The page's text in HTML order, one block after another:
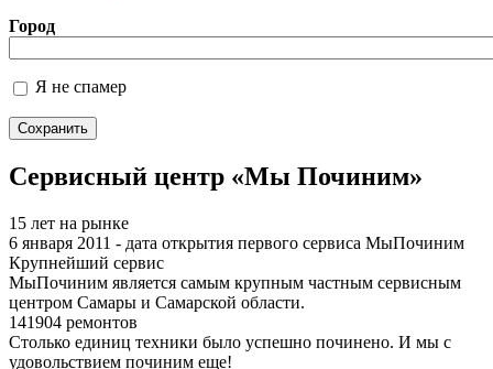
Город
Я не спамер
Я спамер
Сервисный центр «Мы Починим»
15 лет на рынке
6 января 2011 - дата открытия первого сервиса МыПочиним
Крупнейший сервис
МыПочиним является самым крупным частным сервисным
центром Самары и Самарской области.
141904 ремонтов
Столько единиц техники было успешно починено. И мы с
удовольствием починим еще!